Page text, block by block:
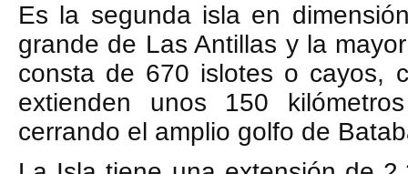
Es la segunda isla en
grande de Las Antillas y la
consta de 670 islotes o cayos,
extienden unos 150
cerrando el amplio golfo de